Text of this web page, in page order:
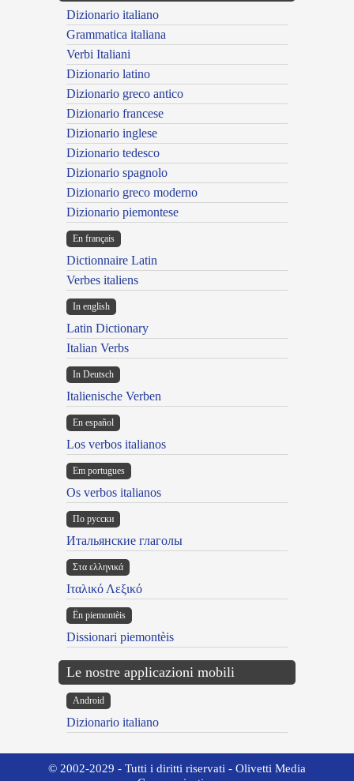
Dizionario italiano
Grammatica italiana
Verbi Italiani
Dizionario latino
Dizionario greco antico
Dizionario francese
Dizionario inglese
Dizionario tedesco
Dizionario spagnolo
Dizionario greco moderno
Dizionario piemontese
En français
Dictionnaire Latin
Verbes italiens
In english
Latin Dictionary
Italian Verbs
In Deutsch
Italienische Verben
En español
Los verbos italianos
Em portugues
Os verbos italianos
По русски
Итальянские глаголы
Στα ελληνικά
Ιταλικό Λεξικό
Ën piemontèis
Dissionari piemontèis
Le nostre applicazioni mobili
Android
Dizionario italiano
© 2002-2029 - Tutti i diritti riservati - Olivetti Media